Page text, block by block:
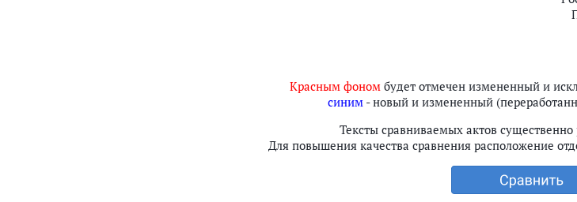
Красным фоном будет отмечен измененный и
синим- новый и измененный
Тексты сравниваемых актов существенно
Для повышения качества сравнения расположение